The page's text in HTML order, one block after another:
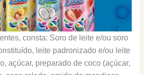
consta: Soro de leite e/ou soro
leite padronizado e/ou leite
açúcar, preparado de coco (açúcar,